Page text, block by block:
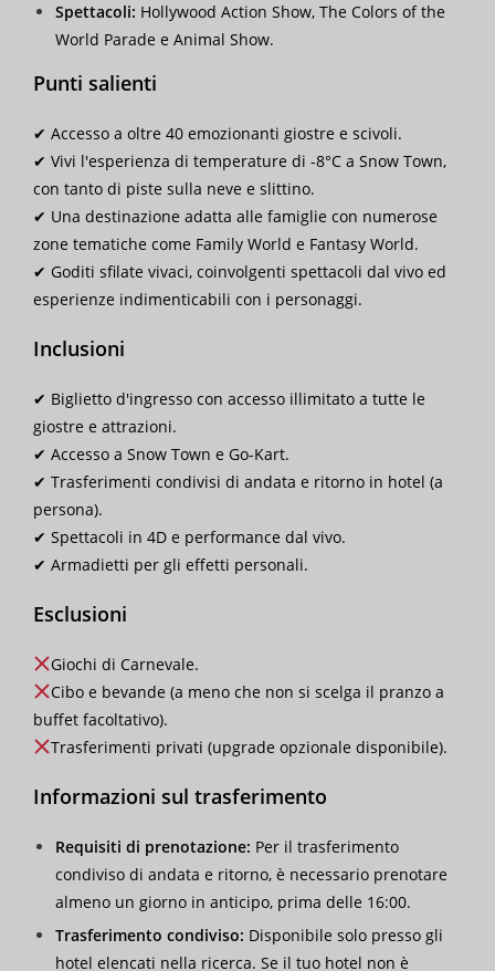
Spettacoli: Hollywood Action Show, The Colors of the
World Parade e Animal Show.
Punti salienti
✔ Accesso a oltre 40 emozionanti giostre e scivoli.
✔ Vivi l'esperienza di temperature di -8°C a Snow Town,
con tanto di piste sulla neve e slittino.
✔ Una destinazione adatta alle famiglie con numerose
zone tematiche come Family World e Fantasy World.
✔ Goditi sfilate vivaci, coinvolgenti spettacoli dal vivo ed
esperienze indimenticabili con i personaggi.
Inclusioni
✔ Biglietto d'ingresso con accesso illimitato a tutte le
giostre e attrazioni.
✔ Accesso a Snow Town e Go-Kart.
✔ Trasferimenti condivisi di andata e ritorno in hotel (a
persona).
✔ Spettacoli in 4D e performance dal vivo.
✔ Armadietti per gli effetti personali.
Esclusioni
Giochi di Carnevale.
Cibo e bevande (a meno che non si scelga il pranzo a
buffet facoltativo).
Trasferimenti privati (upgrade opzionale disponibile).
Informazioni sul trasferimento
Requisiti di prenotazione: Per il trasferimento
condiviso di andata e ritorno, è necessario prenotare
almeno un giorno in anticipo, prima delle 16:00.
Trasferimento condiviso: Disponibile solo presso gli
hotel elencati nella ricerca. Se il tuo hotel non è